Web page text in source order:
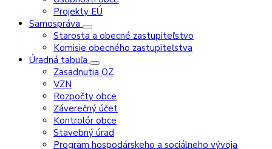
Projekty EÚ
Samospráva
Starosta a obecné zastupiteľstvo
Komisie obecného zastupiteľstva
Úradná tabuľa
Zasadnutia OZ
VZN
Rozpočty obce
Záverečný účet
Kontrolór obce
Stavebný úrad
Program hospodárskeho a sociálneho vývoja